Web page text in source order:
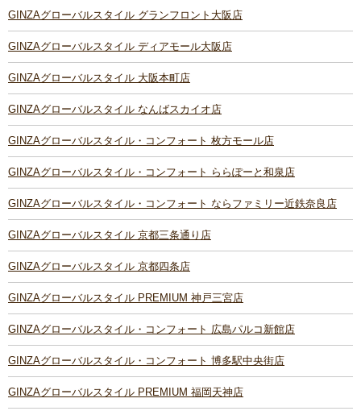
GINZAグローバルスタイル グランフロント大阪店
GINZAグローバルスタイル ディアモール大阪店
GINZAグローバルスタイル 大阪本町店
GINZAグローバルスタイル なんばスカイオ店
GINZAグローバルスタイル・コンフォート 枚方モール店
GINZAグローバルスタイル・コンフォート ららぽーと和泉店
GINZAグローバルスタイル・コンフォート ならファミリー近鉄奈良店
GINZAグローバルスタイル 京都三条通り店
GINZAグローバルスタイル 京都四条店
GINZAグローバルスタイル PREMIUM 神戸三宮店
GINZAグローバルスタイル・コンフォート 広島パルコ新館店
GINZAグローバルスタイル・コンフォート 博多駅中央街店
GINZAグローバルスタイル PREMIUM 福岡天神店